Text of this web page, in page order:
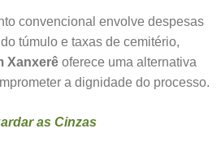
convencional envolve despesas
túmulo e taxas de cemitério,
Xanxerê oferece uma alternativa
a dignidade do processo.
as Cinzas